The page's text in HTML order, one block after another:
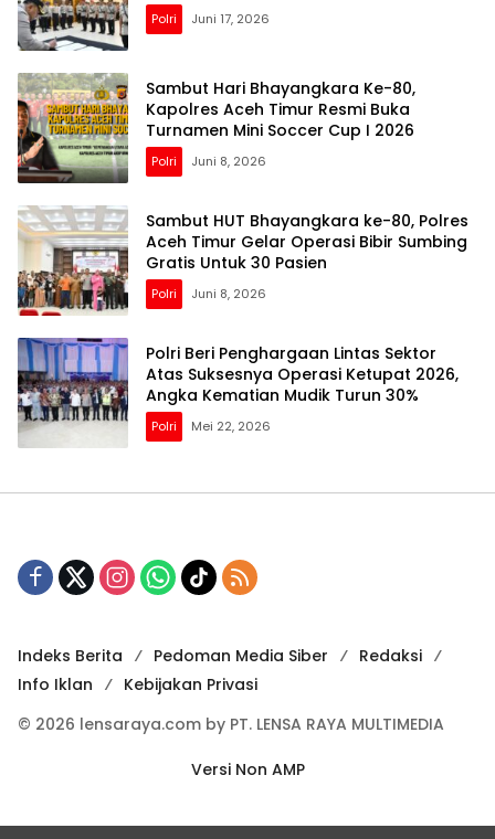
Polri Juni 17, 2026
Sambut Hari Bhayangkara Ke-80,
Kapolres Aceh Timur Resmi Buka
Turnamen Mini Soccer Cup I 2026
Polri Juni 8, 2026
Sambut HUT Bhayangkara ke-80, Polres
Aceh Timur Gelar Operasi Bibir Sumbing
Gratis Untuk 30 Pasien
Polri Juni 8, 2026
Polri Beri Penghargaan Lintas Sektor
Atas Suksesnya Operasi Ketupat 2026,
Angka Kematian Mudik Turun 30%
Polri Mei 22, 2026
Indeks Berita Pedoman Media Siber
Redaksi
Info Iklan
Kebijakan Privasi
© 2026 lensaraya.com by PT. LENSA RAYA MULTIMEDIA
Versi Non AMP